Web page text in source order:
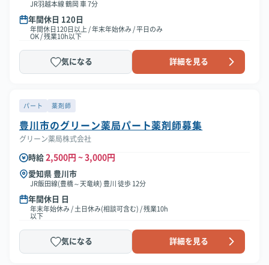
JR羽越本線 鶴岡 車 7分
年間休日 120日
年間休日120日以上 / 年末年始休み / 平日のみ
OK / 残業10h以下
気になる 詳細を見る
パート 薬剤師
豊川市のグリーン薬局パート薬剤師募集
グリーン薬局株式会社
時給 2,500円 ~ 3,000円
愛知県 豊川市
JR飯田線(豊橋～天竜峡) 豊川 徒歩 12分
年間休日 日
年末年始休み / 土日休み(相談可含む) / 残業10h
以下
気になる 詳細を見る